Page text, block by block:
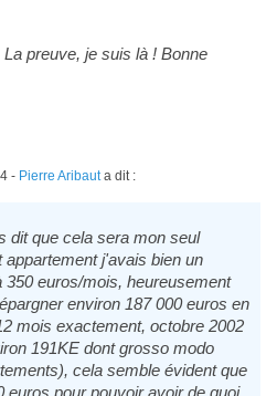
preuve, je suis là ! Bonne
- Pierre Aribauta dit :
dit que cela sera mon seul
j'avais bien un
350 euros/mois, heureusement
environ 187 000 euros en
mois exactement, octobre 2002
191KE dont grosso modo
cela semble évident que